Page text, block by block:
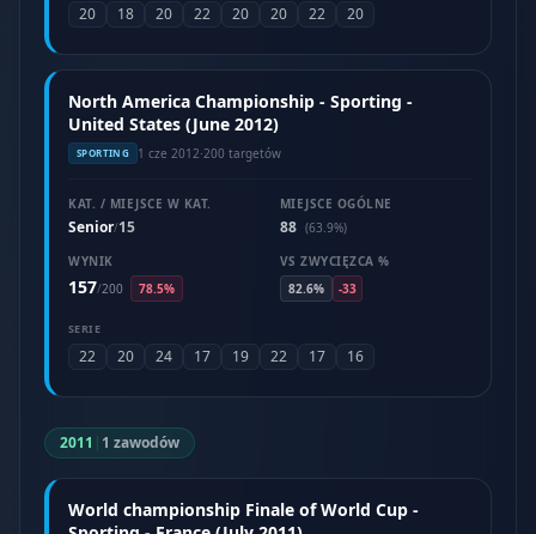
20 18 20 22 20 20 22 20
North America Championship - Sporting -
United States (June 2012)
SPORTING 1 cze 2012·200 targetów
KAT. / MIEJSCE W KAT.
Senior/15
MIEJSCE OGÓLNE
88 (63.9%)
WYNIK
157/200 78.5%
VS ZWYCIĘZCA %
82.6%
-33
SERIE
22 20 24 17 19 22 17 16
2011 | 1 zawodów
World championship Finale of World Cup -